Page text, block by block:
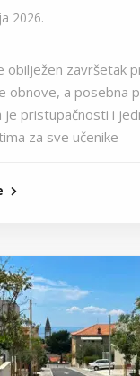
2026.
obilježen završetak
obnove, a posebna
je pristupačnosti i
za sve učenike